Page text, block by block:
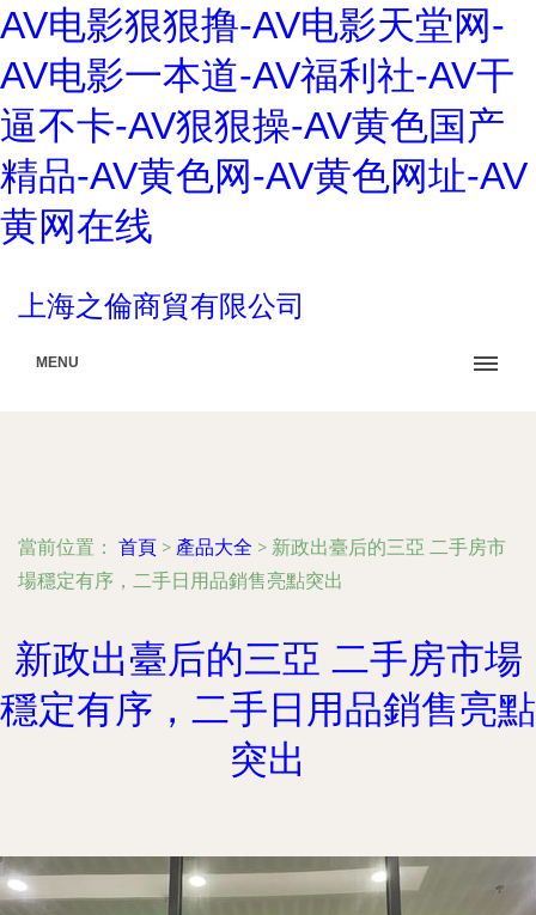
AV电影狠狠撸-AV电影天堂网-
AV电影一本道-AV福利社-AV干
逼不卡-AV狠狠操-AV黄色国产
精品-AV黄色网-AV黄色网址-AV
黄网在线
上海之倫商貿有限公司
MENU
當前位置： 首頁 > 產品大全 > 新政出臺后的三亞 二手房市
場穩定有序，二手日用品銷售亮點突出
新政出臺后的三亞 二手房市場
穩定有序，二手日用品銷售亮點
突出